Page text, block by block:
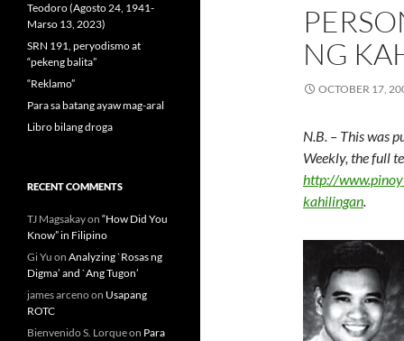
NG
OCTOBER 17,
N.B. – This was
Weekly, the full
http://
kahilingan.
Teodoro (Agosto 24, 1941-
Marso 13, 2023)
SRN 191, peryodismo at
“pekeng balita”
“Reklamo”
Para sa batang ayaw mag-aral
Libro bilang droga
RECENT COMMENTS
TJ Magsakayon “How Did You
Know” in Filipino
Gi Yu on Analyzing `Rosas ng
Digma’ and `Ang Tugon’
james arcenoon Usapang
ROTC
Bienvenido S. Lorqueon Para